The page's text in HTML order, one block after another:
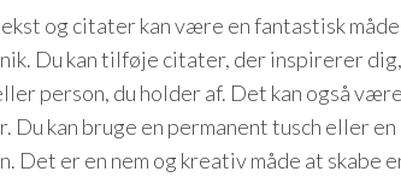
og citater kan være en fantastisk
Du kan tilføje citater, der inspirerer
person, du holder af. Det kan også
Du kan bruge en permanent tusch eller
Det er en nem og kreativ måde at skabe